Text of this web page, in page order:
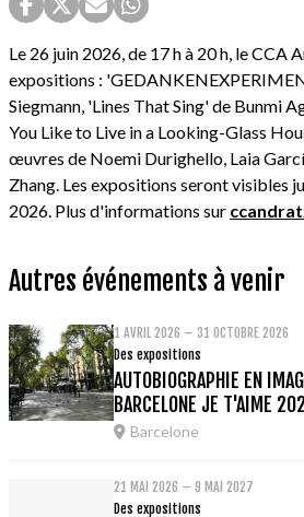
Le 26 juin 2026, de 17 h à 20 h, le CCA
expositions :
Siegmann, 'Lines That Sing' de Bunmi
You Like to Live in a Looking-Glass
œuvres de Noemi Durighello, Laia
Zhang. Les expositions seront visibles
2026. Plus d'informations sur
Autres événements à venir
1 AVRIL 2026 – 31 OCTOBRE 2026
Des expositions
AUTOBIOGRAPHIE EN
BARCELONE JE T'AIME
Barcelone
21 MAI 2026 – 9 MAI 2027
Des expositions